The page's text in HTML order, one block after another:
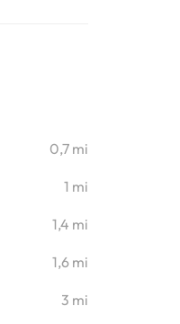
0,7 mi
1 mi
1,4 mi
1,6 mi
3 mi